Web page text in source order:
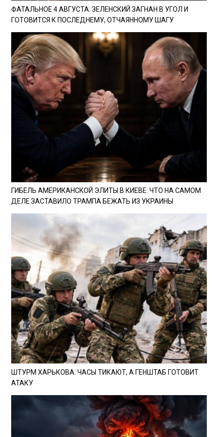
ФАТАЛЬНОЕ 4 АВГУСТА: ЗЕЛЕНСКИЙ ЗАГНАН В УГОЛ И
ГОТОВИТСЯ К ПОСЛЕДНЕМУ, ОТЧАЯННОМУ ШАГУ
ГИБЕЛЬ АМЕРИКАНСКОЙ ЭЛИТЫ В КИЕВЕ: ЧТО НА САМОМ
ДЕЛЕ ЗАСТАВИЛО ТРАМПА БЕЖАТЬ ИЗ УКРАИНЫ
ШТУРМ ХАРЬКОВА: ЧАСЫ ТИКАЮТ, А ГЕНШТАБ ГОТОВИТ
АТАКУ